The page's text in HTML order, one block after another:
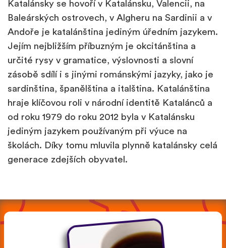
Katalánsky se hovoří v Katalánsku, Valencii, na
Baleárských ostrovech, v Algheru na Sardinii a v
Andoře je katalánština jediným úředním jazykem.
Jejím nejbližším příbuzným je okcitánština a
určité rysy v gramatice, výslovnosti a slovní
zásobě sdílí i s jinými románskými jazyky, jako je
sardinština, španělština a italština. Katalánština
hraje klíčovou roli v národní identitě Katalánců a
od roku 1979 do roku 2012 byla v Katalánsku
jediným jazykem používaným při výuce na
školách. Díky tomu mluvila plynně katalánsky celá
generace zdejších obyvatel.